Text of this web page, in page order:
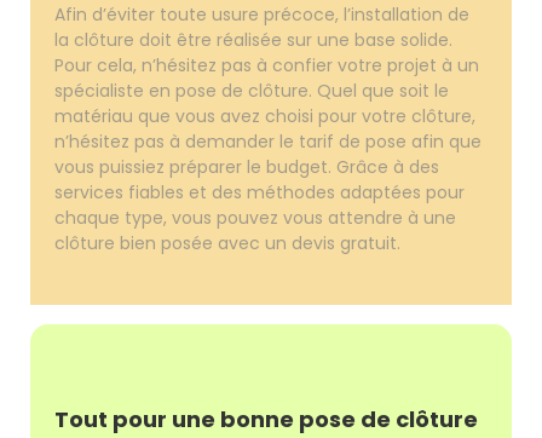
Afin d’éviter toute usure précoce, l’installation de
la clôture doit être réalisée sur une base solide.
Pour cela, n’hésitez pas à confier votre projet à un
spécialiste en pose de clôture. Quel que soit le
matériau que vous avez choisi pour votre clôture,
n’hésitez pas à demander le tarif de pose afin que
vous puissiez préparer le budget. Grâce à des
services fiables et des méthodes adaptées pour
chaque type, vous pouvez vous attendre à une
clôture bien posée avec un devis gratuit.
Tout pour une bonne pose de clôture